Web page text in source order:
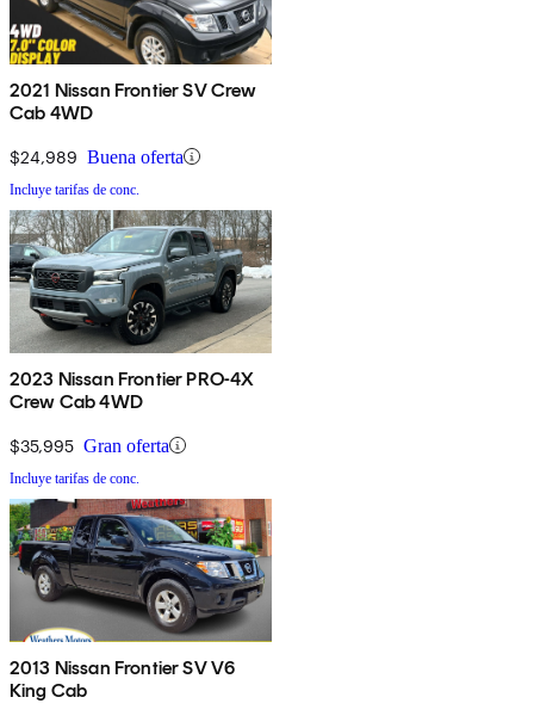
2021 Nissan Frontier SV Crew
Cab 4WD
$24,989 Buena oferta
Incluye tarifas de conc.
2023 Nissan Frontier PRO-4X
Crew Cab 4WD
$35,995 Gran oferta
Incluye tarifas de conc.
2013 Nissan Frontier SV V6
King Cab